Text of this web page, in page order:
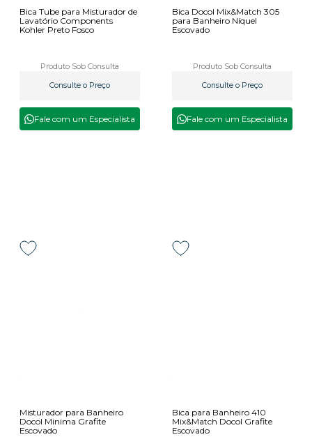
Bica Tube para Misturador de
Lavatório Components
Kohler Preto Fosco
Produto Sob Consulta
Consulte o Preço
Fale com um Especialista
Bica Docol Mix&Match 305
para Banheiro Níquel
Escovado
Produto Sob Consulta
Consulte o Preço
Fale com um Especialista
Misturador para Banheiro
Docol Minima Grafite
Escovado
Bica para Banheiro 410
Mix&Match Docol Grafite
Escovado